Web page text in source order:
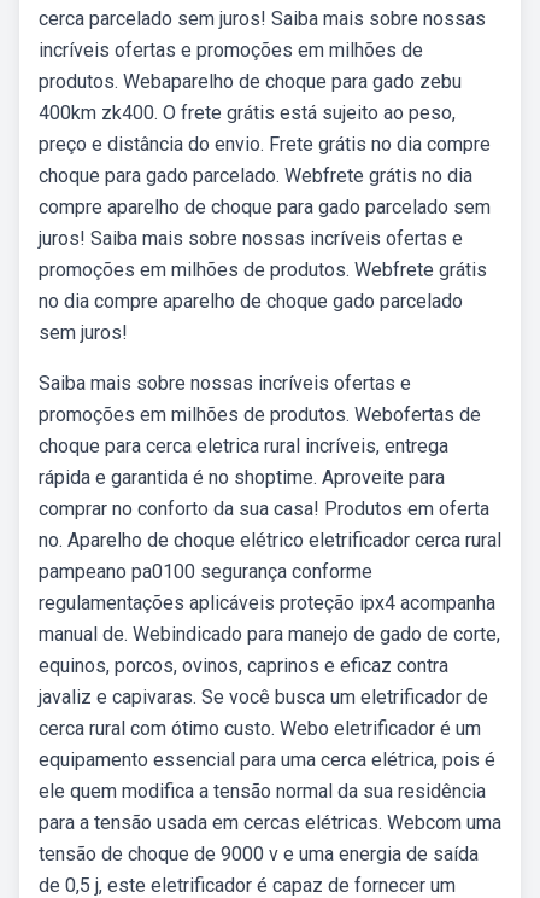
cerca parcelado sem juros! Saiba mais sobre nossas
incríveis ofertas e promoções em milhões de
produtos. Webaparelho de choque para gado zebu
400km zk400. O frete grátis está sujeito ao peso,
preço e distância do envio. Frete grátis no dia compre
choque para gado parcelado. Webfrete grátis no dia
compre aparelho de choque para gado parcelado sem
juros! Saiba mais sobre nossas incríveis ofertas e
promoções em milhões de produtos. Webfrete grátis
no dia compre aparelho de choque gado parcelado
sem juros!
Saiba mais sobre nossas incríveis ofertas e
promoções em milhões de produtos. Webofertas de
choque para cerca eletrica rural incríveis, entrega
rápida e garantida é no shoptime. Aproveite para
comprar no conforto da sua casa! Produtos em oferta
no. Aparelho de choque elétrico eletrificador cerca rural
pampeano pa0100 segurança conforme
regulamentações aplicáveis proteção ipx4 acompanha
manual de. Webindicado para manejo de gado de corte,
equinos, porcos, ovinos, caprinos e eficaz contra
javaliz e capivaras. Se você busca um eletrificador de
cerca rural com ótimo custo. Webo eletrificador é um
equipamento essencial para uma cerca elétrica, pois é
ele quem modifica a tensão normal da sua residência
para a tensão usada em cercas elétricas. Webcom uma
tensão de choque de 9000 v e uma energia de saída
de 0,5 j, este eletrificador é capaz de fornecer um